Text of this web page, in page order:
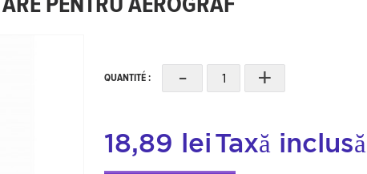
QUANTITÉ : - +
18,89 leiTaxă inclusă